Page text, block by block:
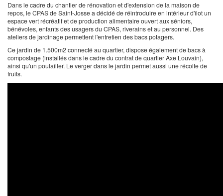
Dans le cadre du chantier de rénovation et d'extension de la maison de
repos, le CPAS de Saint-Josse a décidé de réintroduire en intérieur d'îlot un
espace vert récréatif et de production alimentaire ouvert aux séniors,
bénévoles, enfants des usagers du CPAS, riverains et au personnel. Des
ateliers de jardinage permettent l'entretien des bacs potagers.
Ce jardin de 1.500m2 connecté au quartier, dispose également de bacs à
compostage (installés dans le cadre du contrat de quartier Axe Louvain),
ainsi qu'un poulailler. Le verger dans le jardin permet aussi une récolte de
fruits.